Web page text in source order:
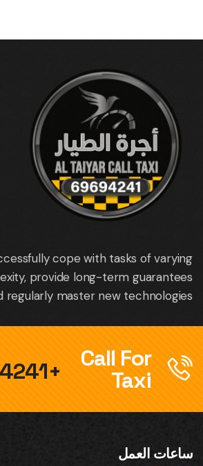
cope with tasks of varying
provide long-term guarantees
regularly master new technologies.
Call For
Taxi
+96569694241
ساعات العمل